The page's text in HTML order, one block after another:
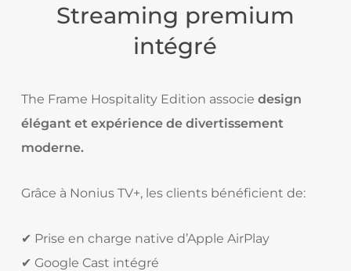
Streaming premium
intégré
The Frame Hospitality Edition associe design
élégant et expérience de divertissement
moderne.
Grâce à Nonius TV+, les clients bénéficient de:
✔ Prise en charge native d’Apple AirPlay
✔ Google Cast intégré